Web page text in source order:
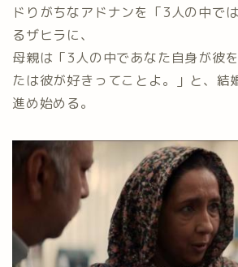
ドりがちなアドナンを「3人の中で
るザヒラに、
母親は「3人の中であなた自身が彼
たは彼が好きってことよ。」と、結
進め始める。